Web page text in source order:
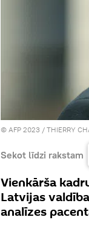
© AFP 2023 / THIERRY
Sekot līdzi rakstam
Vienkārša
Latvijas
analīzes